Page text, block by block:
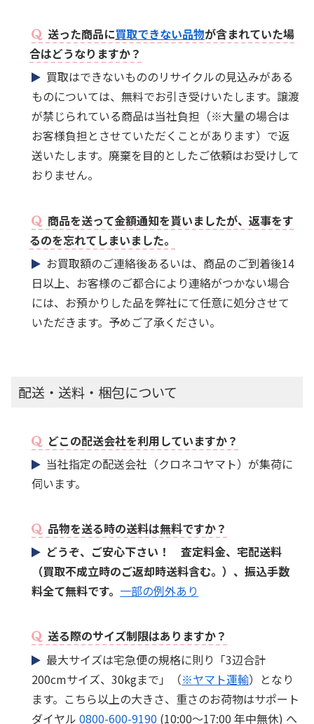
送った商品に買取できない品物が含まれていた場
合はどうなりますか？
買取はできないもののリサイクルの見込みがある
ものについては、無料でお引き受けいたします。譲渡
が禁じられている商品は当社負担（※大量の場合は
お客様負担とさせていただくことがあります）で返
送いたします。廃棄を目的としたご依頼はお受けして
おりません。
商品を送って金額通知を貰いましたが、返事をす
るのを忘れてしまいました。
お買取額のご連絡後あるいは、商品のご到着後14
日以上、お客様のご都合により連絡がつかない場合
には、お預かりした品を弊社にて任意に処分させて
いただきます。予めご了承ください。
配送・送料・梱包について
どこの配送会社を利用していますか？
当社指定の配送会社（クロネコヤマト）が集荷に
伺います。
品物を送る時の送料は無料ですか？
どうぞ、ご安心下さい！ 査定料金、宅配送料
（買取不成立時のご返却時送料含む。）、振込手数
料全て無料です。 一部の例外あり
送る際のサイズ制限はありますか？
最大サイズは宅急便の規格に則り「3辺合計
200cmサイズ、30kgまで」（※ヤマト運輸）となり
ます。こちら以上の大きさ、重さのお荷物はサポート
ダイヤル0800-600-9190 (10:00～17:00 年中無休) へ